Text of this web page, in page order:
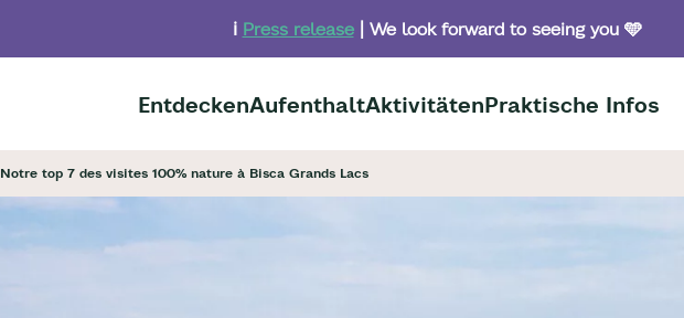
ℹ️ Press release| We look forward to seeing you 🩵
EntdeckenAufenthaltAktivitätenPraktische Infos
Notre top 7 des visites 100% nature à Bisca Grands Lacs